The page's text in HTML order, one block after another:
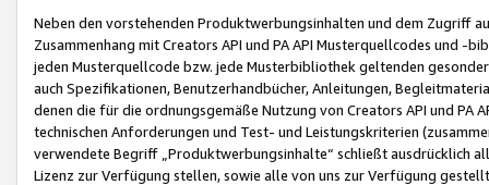
Neben den vorstehenden Produktwerbungsinhalten und dem Zugriff
Zusammenhang mit Creators API und PA API Musterquellcodes und
jeden Musterquellcode bzw. jede Musterbibliothek geltenden
auch Spezifikationen, Benutzerhandbücher, Anleitungen,
denen die für die ordnungsgemäße Nutzung von Creators API und PA
technischen Anforderungen und Test- und Leistungskriterien
verwendete Begriff „Produktwerbungsinhalte“ schließt ausdrücklich
Lizenz zur Verfügung stellen, sowie alle von uns zur Verfügung